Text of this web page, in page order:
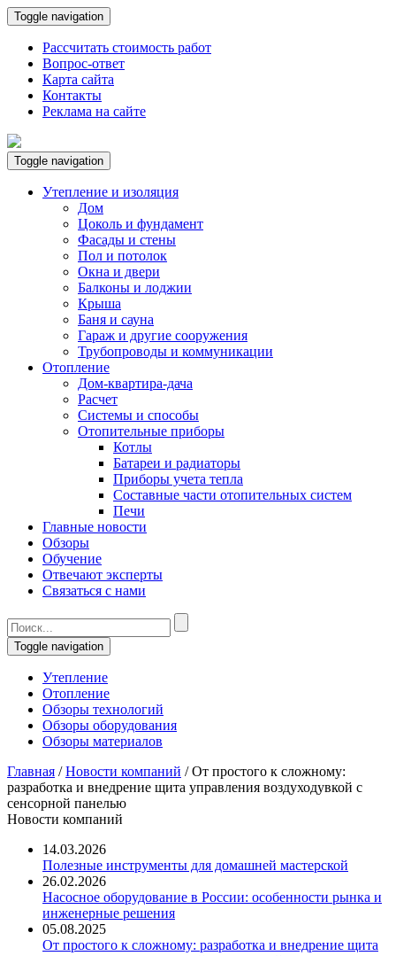
Toggle navigation
Рассчитать стоимость работ
Вопрос-ответ
Карта сайта
Контакты
Реклама на сайте
Toggle navigation
Утепление и изоляция
Дом
Цоколь и фундамент
Фасады и стены
Пол и потолок
Окна и двери
Балконы и лоджии
Крыша
Баня и сауна
Гараж и другие сооружения
Трубопроводы и коммуникации
Отопление
Дом-квартира-дача
Расчет
Системы и способы
Отопительные приборы
Котлы
Батареи и радиаторы
Приборы учета тепла
Составные части отопительных систем
Печи
Главные новости
Обзоры
Обучение
Отвечают эксперты
Связаться с нами
Toggle navigation
Утепление
Отопление
Обзоры технологий
Обзоры оборудования
Обзоры материалов
Главная /Новости компаний /От простого к сложному:
разработка и внедрение щита управления воздуходувкой с
сенсорной панелью
Новости компаний
14.03.2026
Полезные инструменты для домашней мастерской
26.02.2026
Насосное оборудование в России: особенности рынка и
инженерные решения
05.08.2025
От простого к сложному: разработка и внедрение щита